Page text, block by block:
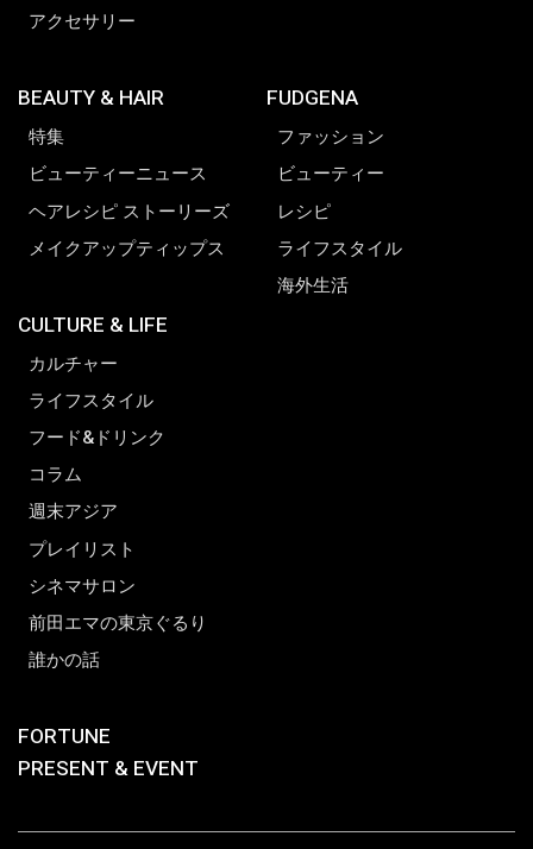
アクセサリー
BEAUTY & HAIR
特集
ビューティーニュース
ヘアレシピ ストーリーズ
メイクアップティップス
CULTURE & LIFE
カルチャー
ライフスタイル
フード&ドリンク
コラム
週末アジア
プレイリスト
シネマサロン
前田エマの東京ぐるり
誰かの話
FUDGENA
ファッション
ビューティー
レシピ
ライフスタイル
海外生活
FORTUNE
PRESENT & EVENT